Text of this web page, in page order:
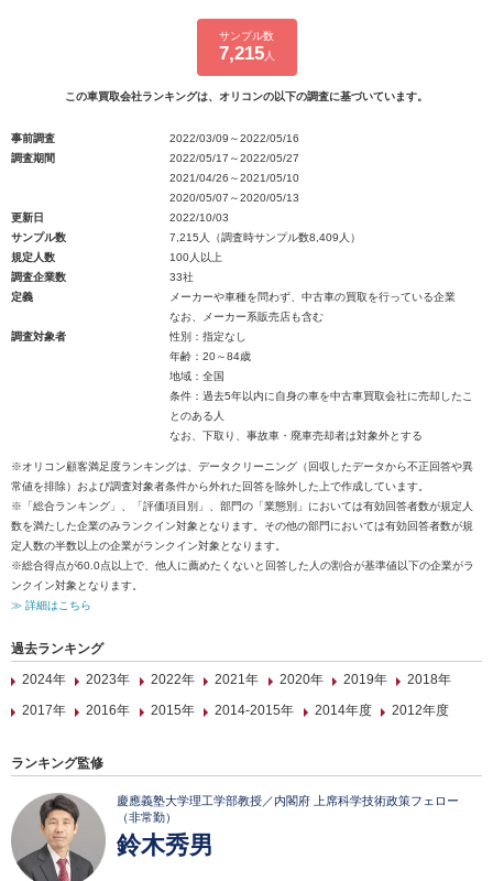
サンプル数
7,215人
この車買取会社ランキングは、オリコンの以下の調査に基づいています。
事前調査
2022/03/09～2022/05/16
調査期間
2022/05/17～2022/05/27
2021/04/26～2021/05/10
2020/05/07～2020/05/13
更新日
2022/10/03
サンプル数
7,215人（調査時サンプル数8,409人）
規定人数
100人以上
調査企業数
33社
定義
メーカーや車種を問わず、中古車の買取を行っている企業
なお、メーカー系販売店も含む
調査対象者
性別：指定なし
年齢：20～84歳
地域：全国
条件：過去5年以内に自身の車を中古車買取会社に売却したこ
とのある人
なお、下取り、事故車・廃車売却者は対象外とする
※オリコン顧客満足度ランキングは、データクリーニング（回収したデータから不正回答や異
常値を排除）および調査対象者条件から外れた回答を除外した上で作成しています。
※「総合ランキング」、「評価項目別」、部門の「業態別」においては有効回答者数が規定人
数を満たした企業のみランクイン対象となります。その他の部門においては有効回答者数が規
定人数の半数以上の企業がランクイン対象となります。
※総合得点が60.0点以上で、他人に薦めたくないと回答した人の割合が基準値以下の企業がラ
ンクイン対象となります。
≫ 詳細はこちら
過去ランキング
2024年
2023年 2022年 2021年 2020年 2019年
2018年
2017年
2016年 2015年 2014-2015年 2014年度 2012年度
ランキング監修
慶應義塾大学理工学部教授／内閣府 上席科学技術政策フェロー
（非常勤）
鈴木秀男